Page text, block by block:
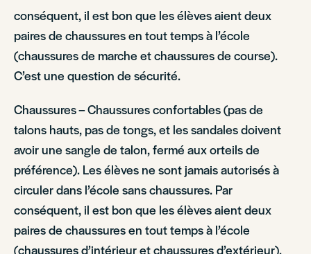
conséquent, il est bon que les élèves aient deux
paires de chaussures en tout temps à l’école
(chaussures de marche et chaussures de course).
C’est une question de sécurité.
Chaussures – Chaussures confortables (pas de
talons hauts, pas de tongs, et les sandales doivent
avoir une sangle de talon, fermé aux orteils de
préférence). Les élèves ne sont jamais autorisés à
circuler dans l’école sans chaussures. Par
conséquent, il est bon que les élèves aient deux
paires de chaussures en tout temps à l’école
(chaussures d’intérieur et chaussures d’extérieur).